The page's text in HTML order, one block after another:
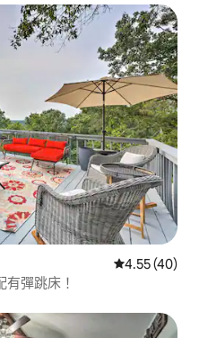
從 40 則評價
4.55 (40)
有彈跳床！